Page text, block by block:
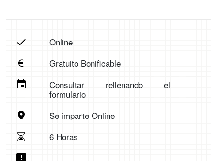
Online
Gratuito Bonificable
Consultar rellenando el
formulario
Se imparte Online
6 Horas